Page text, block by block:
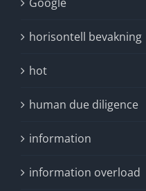
horisontell bevakning
hot
human due diligence
information
information overload